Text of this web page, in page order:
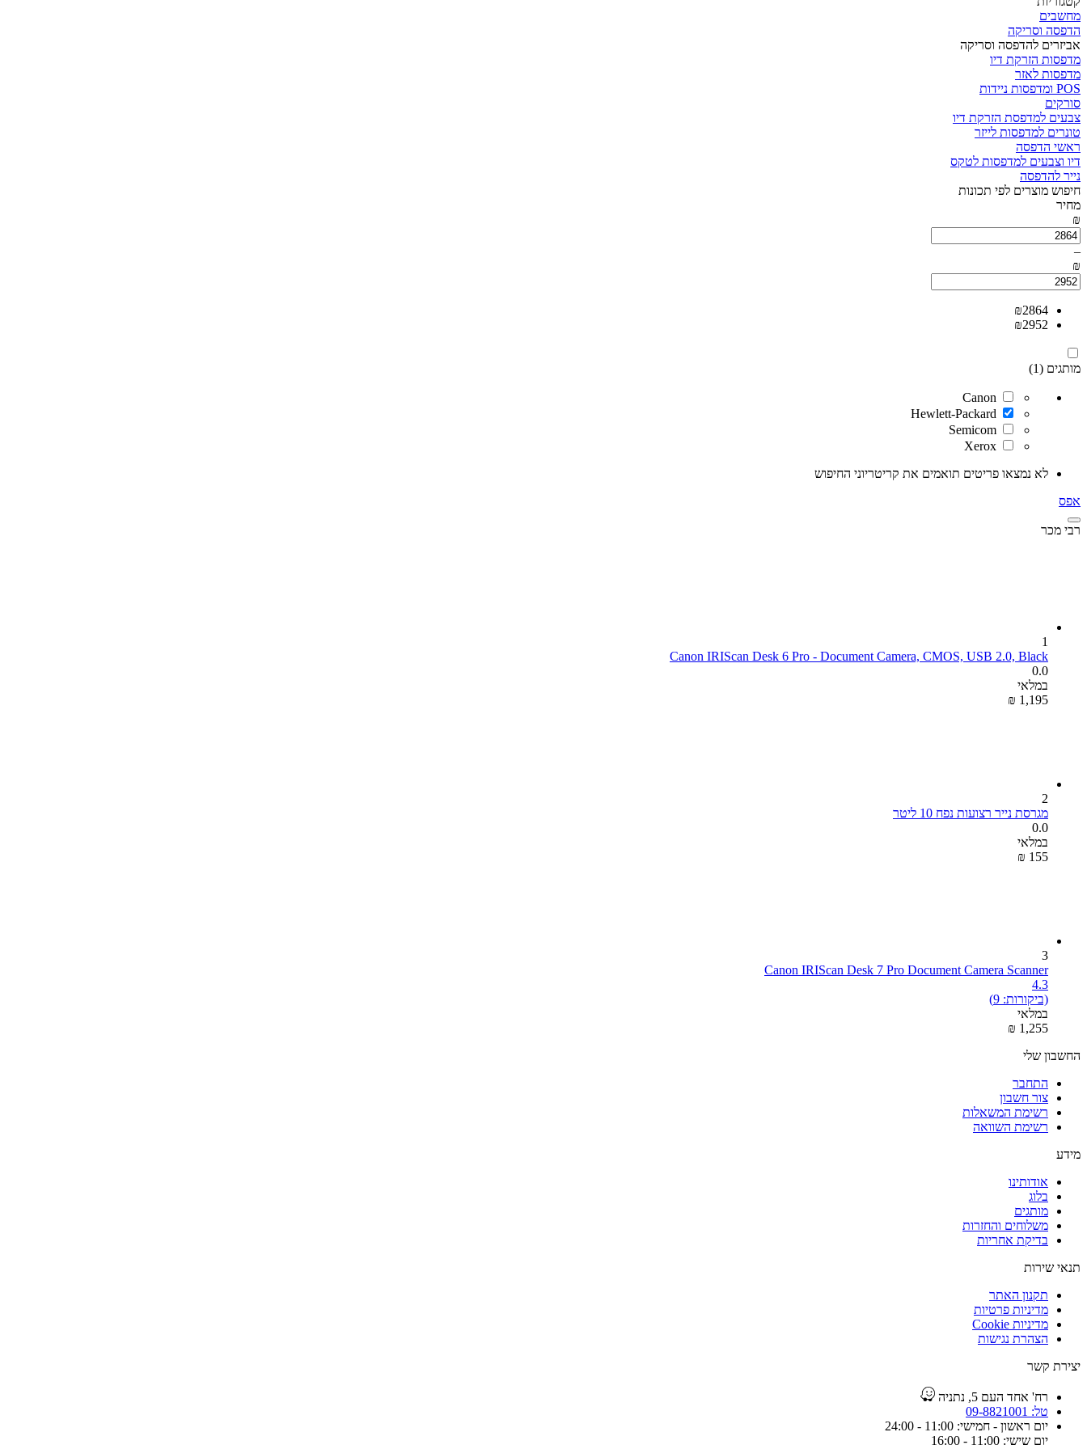
מחשבים
הדפסה וסריקה
אביזרים להדפסה וסריקה
מדפסות הזרקת דיו
מדפסות לאזר
POS ומדפסות ניידות
סורקים
צבעים למדפסת הזרקת דיו
טונרים למדפסות לייזר
ראשי הדפסה
דיו וצבעים למדפסות לטקס
נייר להדפסה
חיפוש מוצרים לפי תכונות
מחיר
₪
–
₪
₪2864
₪2952
מותגים (1)
Canon
Hewlett-Packard
Semicom
Xerox
לא נמצאו פריטים תואמים את קריטריוני החיפוש
אפס
רבי מכר
1
Canon IRIScan Desk 6 Pro - Document Camera, CMOS, USB 2.0, Black
0.0
במלאי
₪ 1,195
2
מגרסת נייר רצועות נפח 10 ליטר
0.0
במלאי
₪ ‍155‍
3
Canon IRIScan Desk 7 Pro Document Camera Scanner
4.3
(ביקורות: 9)
במלאי
₪ 1,255
החשבון שלי
התחבר
צור חשבון
רשימת המשאלות
רשימת השוואה
מידע
אודותינו
בלוג
מותגים
משלוחים והחזרות
בדיקת אחריות
תנאי שירות
תקנון האתר
מדיניות פרטיות
מדיניות Cookie
הצהרת נגישות
יצירת קשר
רח' אחד העם 5, נתניה
טל: 09-8821001
יום ראשון - חמישי: 11:00 - 24:00
יום שישי: 11:00 - 16:00